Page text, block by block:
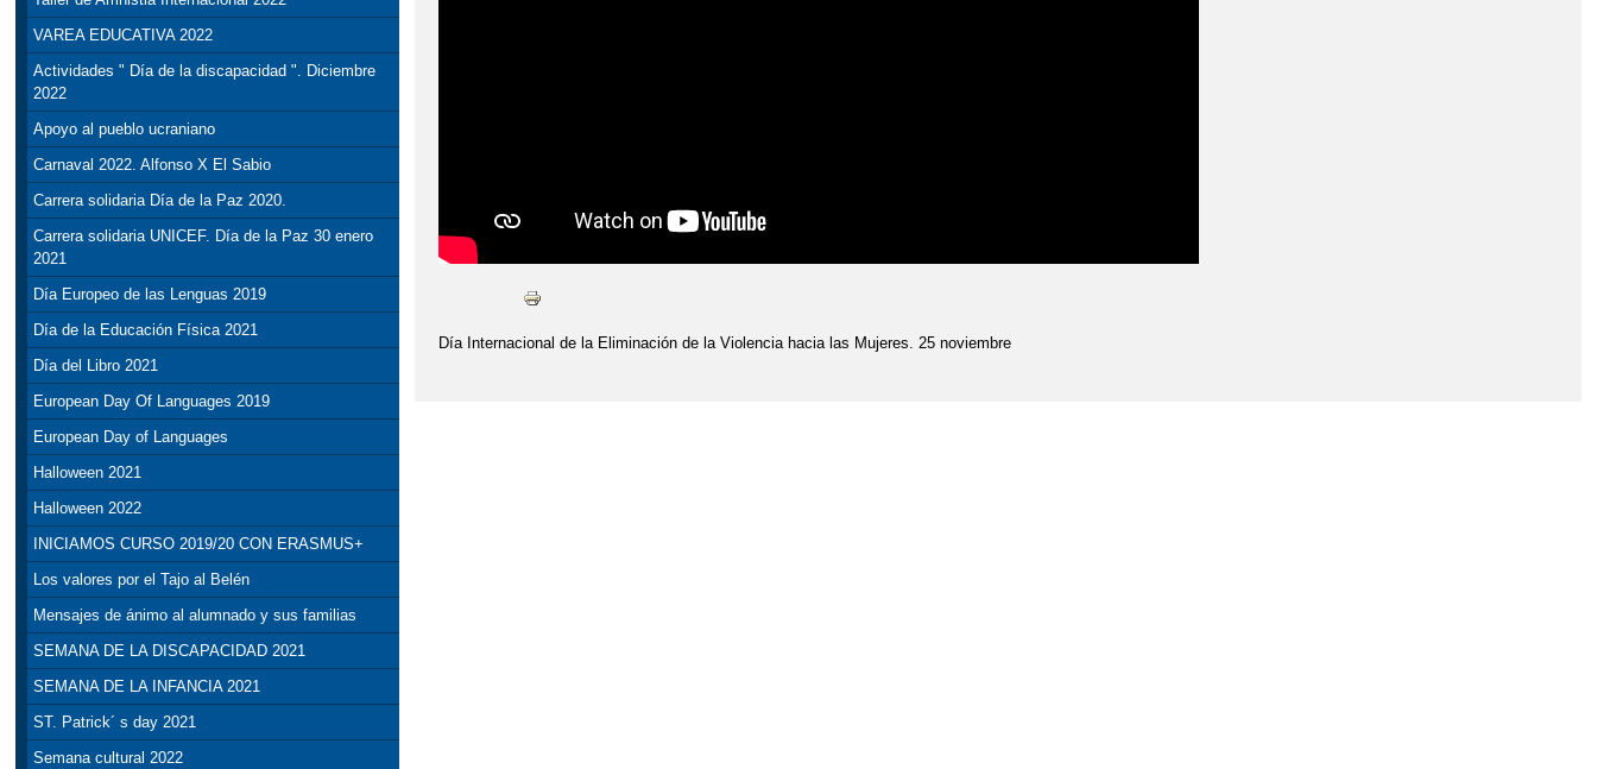
VAREA EDUCATIVA 2022
Actividades " Día de la discapacidad ". Diciembre
2022
Apoyo al pueblo ucraniano
Carnaval 2022. Alfonso X El Sabio
Carrera solidaria Día de la Paz 2020.
Carrera solidaria UNICEF. Día de la Paz 30 enero
2021
Día Europeo de las Lenguas 2019
Día de la Educación Física 2021
Día del Libro 2021
European Day Of Languages 2019
European Day of Languages
Halloween 2021
Halloween 2022
INICIAMOS CURSO 2019/20 CON ERASMUS+
Los valores por el Tajo al Belén
Mensajes de ánimo al alumnado y sus familias
SEMANA DE LA DISCAPACIDAD 2021
SEMANA DE LA INFANCIA 2021
ST. Patrick´ s day 2021
Semana cultural 2022
Día Internacional de la Eliminación de la Violencia hacia las Mujeres. 25 noviembre